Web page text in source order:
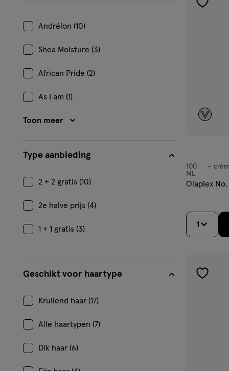
Andrélon (10)
Shea Moisture (3)
African Pride (2)
As I am (1)
Toon meer
Type aanbieding
2 + 2 gratis (10)
2e halve prijs (4)
1 + 1 gratis (3)
Geschikt voor haartype
Krullend haar (17)
Alle haartypen (7)
Dik haar (6)
crème
100
ML
Olaplex
1